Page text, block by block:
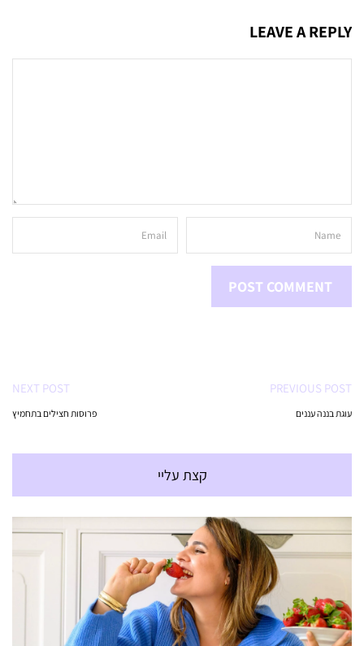
LEAVE A REPLY
PREVIOUS POST
עוגת בננה עננים
NEXT POST
פרוסות חצילים בתחמיץ
קצת עליי